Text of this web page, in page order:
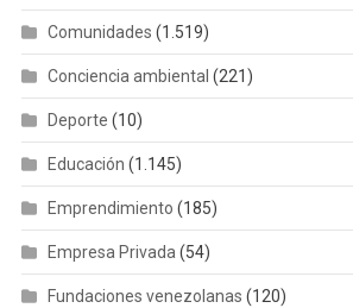
Comunidades (1.519)
Conciencia ambiental (221)
Deporte (10)
Educación (1.145)
Emprendimiento (185)
Empresa Privada (54)
Fundaciones venezolanas (120)